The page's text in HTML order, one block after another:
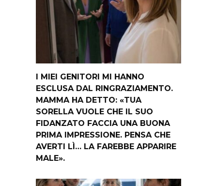
I MIEI GENITORI MI HANNO
ESCLUSA DAL RINGRAZIAMENTO.
MAMMA HA DETTO: «TUA
SORELLA VUOLE CHE IL SUO
FIDANZATO FACCIA UNA BUONA
PRIMA IMPRESSIONE. PENSA CHE
AVERTI LÌ… LA FAREBBE APPARIRE
MALE».